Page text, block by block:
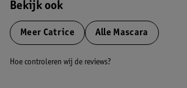
Bekijk ook
Meer Catrice Alle Mascara
Hoe controleren wij de reviews?